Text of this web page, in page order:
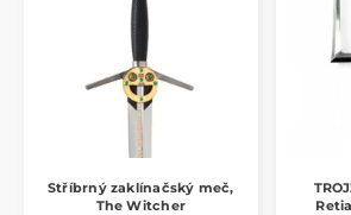
Stříbrný zaklínačský meč,
The Witcher